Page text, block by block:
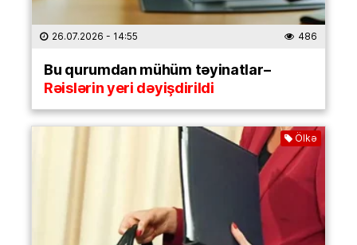
26.07.2026 - 14:55 486
Bu qurumdan mühüm təyinatlar–
Rəislərin yeri dəyişdirildi
Ölkə